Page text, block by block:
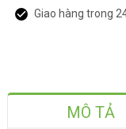
Giao hàng trong
MÔ TẢ